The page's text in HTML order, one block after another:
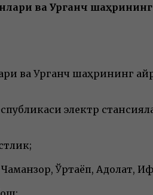
ва Урганч
ва Урганч шаҳрининг
электр
Ўртаёп, Адолат,